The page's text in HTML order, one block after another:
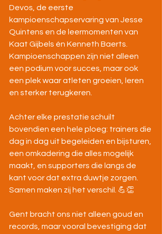
Devos, de eerste
kampioenschapservaring van Jesse
Quintens en de leermomenten van
Kaat Gijbels én Kenneth Baerts.
Kampioenschappen zijn niet alleen
een podium voor succes, maar ook
een plek waar atleten groeien, leren
en sterker terugkeren.
Achter elke prestatie schuilt
bovendien een hele ploeg: trainers die
dag in dag uit begeleiden en bijsturen,
een omkadering die alles mogelijk
maakt, en supporters die langs de
kant voor dat extra duwtje zorgen.
Samen maken zij het verschil. 💪👏
Gent bracht ons niet alleen goud en
records, maar vooral bevestiging dat